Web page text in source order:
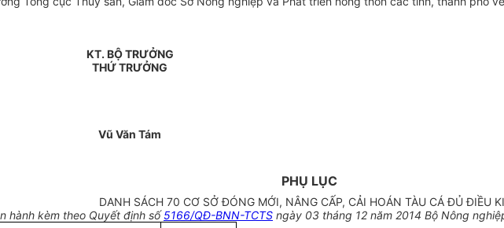
KT. BỘ TRƯỞNG
THỨ TRƯỞNG
Vũ Văn Tám
PHỤ LỤC
DANH SÁCH 70 CƠ SỞ ĐÓNG MỚI, NÂNG CẤP, CẢI HOÁN TÀU CÁ ĐỦ ĐIỀU
hành kèm theo Quyết định số5166/QĐ-BNN-TCTS ngày 03 tháng 12 năm 2014 Bộ Nông